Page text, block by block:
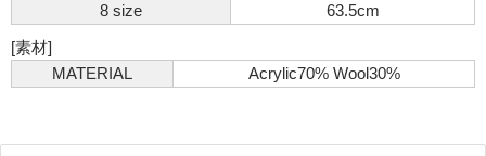
8 size
63.5cm
[素材]
MATERIAL
Acrylic70% Wool30%